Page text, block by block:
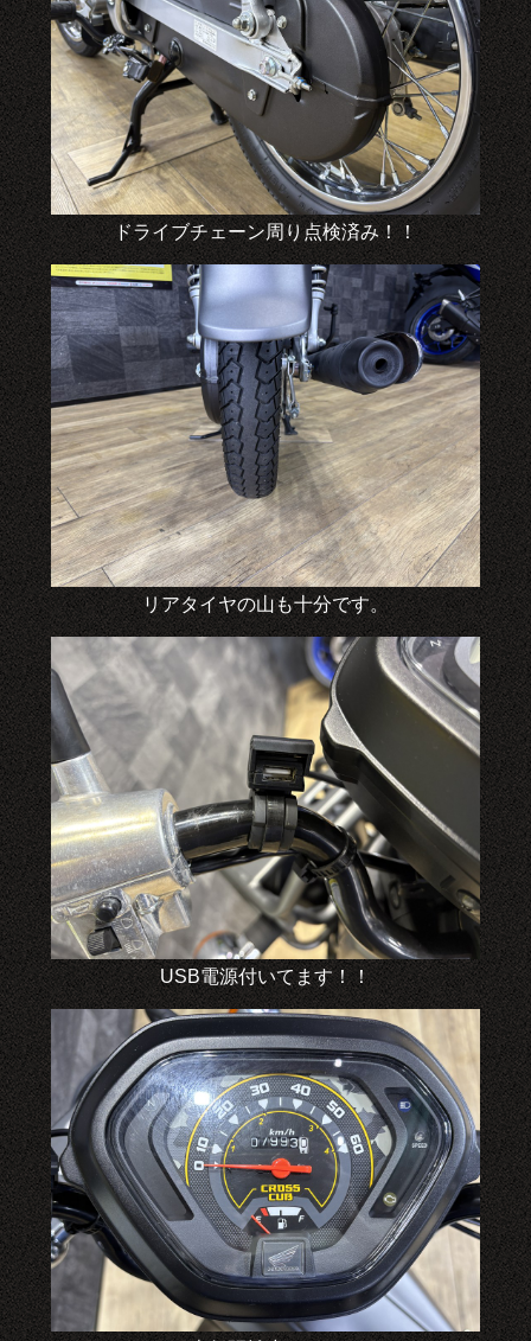
ドライブチェーン周り点検済み！！
リアタイヤの山も十分です。
USB電源付いてます！！